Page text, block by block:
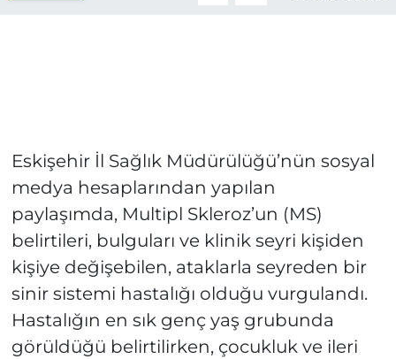
Eskişehir İl Sağlık Müdürülüğü’nün sosyal
medya hesaplarından yapılan
paylaşımda, Multipl Skleroz’un (MS)
belirtileri, bulguları ve klinik seyri kişiden
kişiye değişebilen, ataklarla seyreden bir
sinir sistemi hastalığı olduğu vurgulandı.
Hastalığın en sık genç yaş grubunda
görüldüğü belirtilirken, çocukluk ve ileri